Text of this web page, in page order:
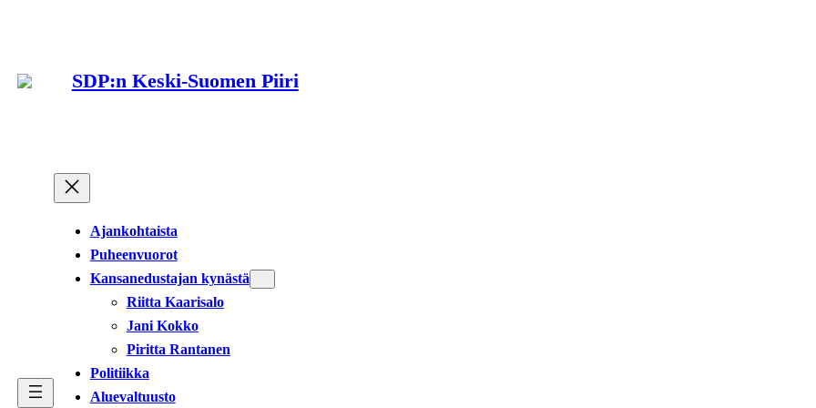
SDP:n Keski-Suomen Piiri
Ajankohtaista
Puheenvuorot
Kansanedustajan kynästä
Riitta Kaarisalo
Jani Kokko
Piritta Rantanen
Politiikka
Aluevaltuusto